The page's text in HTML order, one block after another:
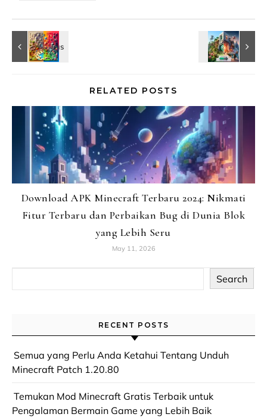
RELATED POSTS
Download APK Minecraft Terbaru 2024: Nikmati
Fitur Terbaru dan Perbaikan Bug di Dunia Blok
yang Lebih Seru
May 11, 2026
Search
RECENT POSTS
Semua yang Perlu Anda Ketahui Tentang Unduh
Minecraft Patch 1.20.80
Temukan Mod Minecraft Gratis Terbaik untuk
Pengalaman Bermain Game yang Lebih Baik